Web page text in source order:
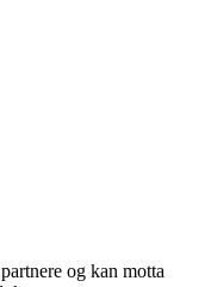
og kan motta